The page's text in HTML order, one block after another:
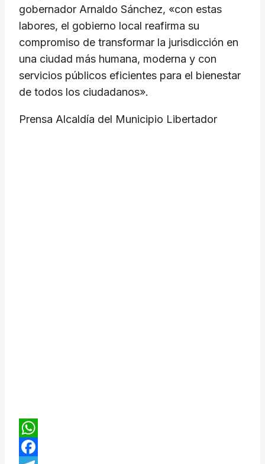
gobernador Arnaldo Sánchez, «con estas
labores, el gobierno local reafirma su
compromiso de transformar la jurisdicción en
una ciudad más humana, moderna y con
servicios públicos eficientes para el bienestar
de todos los ciudadanos».
Prensa Alcaldía del Municipio Libertador
WhatsApp